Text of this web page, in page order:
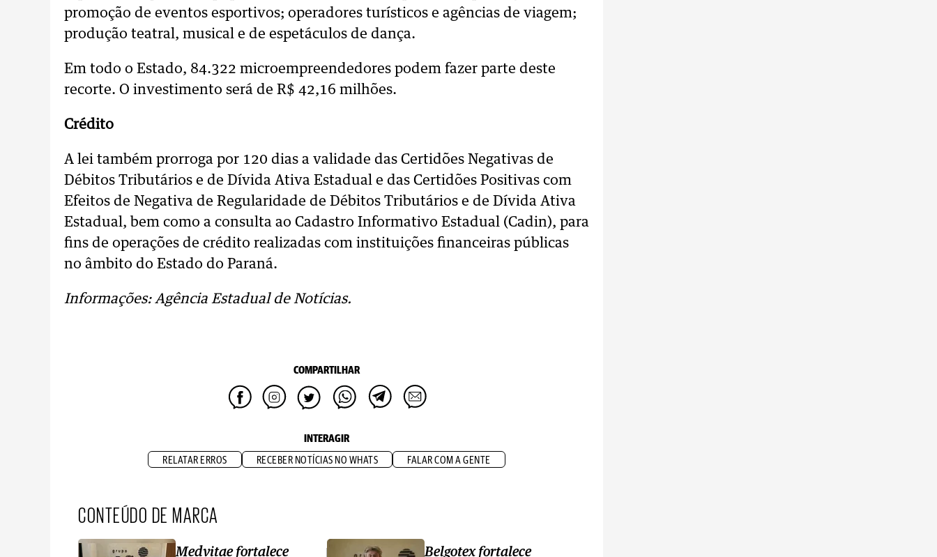
promoção de eventos esportivos; operadores turísticos e agências de viagem;
produção teatral, musical e de espetáculos de dança.
Em todo o Estado, 84.322 microempreendedores podem fazer parte deste
recorte. O investimento será de R$ 42,16 milhões.
Crédito
A lei também prorroga por 120 dias a validade das Certidões Negativas de
Débitos Tributários e de Dívida Ativa Estadual e das Certidões Positivas com
Efeitos de Negativa de Regularidade de Débitos Tributários e de Dívida Ativa
Estadual, bem como a consulta ao Cadastro Informativo Estadual (Cadin), para
fins de operações de crédito realizadas com instituições financeiras públicas
no âmbito do Estado do Paraná.
Informações: Agência Estadual de Notícias.
COMPARTILHAR
INTERAGIR
RELATAR ERROS RECEBER NOTÍCIAS NO WHATS FALAR COM A GENTE
CONTEÚDO DE MARCA
Medvitae fortalece Belgotex fortalece